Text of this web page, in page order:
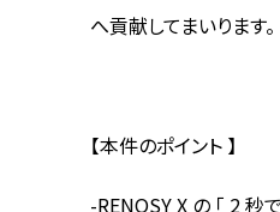
へ貢献してまいります。
【本件のポイント 】
-RENOSY X の 「 2 秒